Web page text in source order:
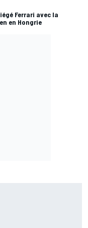
Ferrari avec la
en Hongrie